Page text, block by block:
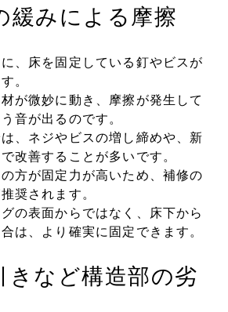
緩みによる摩擦
、床を固定している釘やビスが
。
が微妙に動き、摩擦が発生して
音が出るのです。
、ネジやビスの増し締めや、新
改善することが多いです。
方が固定力が高いため、補修の
奨されます。
の表面からではなく、床下から
は、より確実に固定できます。
きなど構造部の劣